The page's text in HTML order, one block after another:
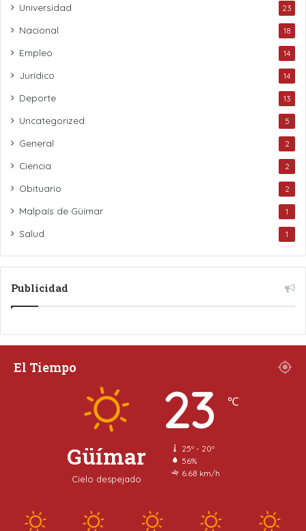
Universidad 23
Nacional 18
Empleo 14
Jurídico 14
Deporte 13
Uncategorized 5
General 2
Ciencia 2
Obituario 2
Malpaís de Güímar 1
Salud 1
Publicidad
El Tiempo
Güímar
Cielo despejado
23 ℃
25º - 20º
56%
6.68 km/h